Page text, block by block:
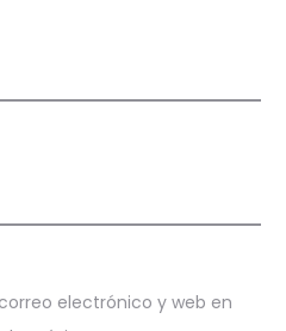
electrónico y web en